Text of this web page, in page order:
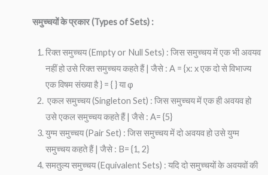
समुच्चयों के प्रकार (Types of Sets) :
रिक्त समुच्चय (Empty or Null Sets) : जिस समुच्चय में एक भी अवयव
नहीं हो उसे रिक्त समुच्चय कहते हैं | जैसे : A = {x: x एक दो से विभाज्य
एक विषम संख्या है } = { } या φ
एकल समुच्चय (Singleton Set) : जिस समुच्चय में एक ही अवयव हो
उसे एकल समुच्चय कहते हैं | जैसे : A= {5}
युग्म समुच्चय (Pair Set) : जिस समुच्चय में दो अवयव हो उसे युग्म
समुच्चय कहते हैं | जैसे : B= {1, 2}
समतुल्य समुच्चय (Equivalent Sets) : यदि दो समुच्चयों के अवयवों की